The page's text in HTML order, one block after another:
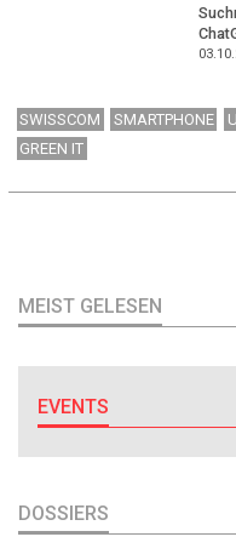
SWISSCOM SMARTPHONE
GREEN IT
MEIST GELESEN
EVENTS
DOSSIERS